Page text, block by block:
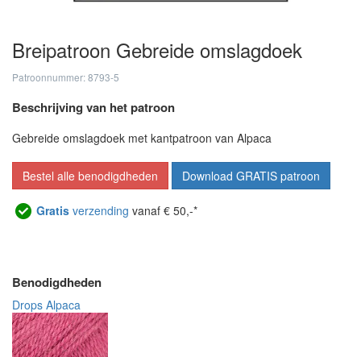
Breipatroon Gebreide omslagdoek
Patroonnummer: 8793-5
Beschrijving van het patroon
Gebreide omslagdoek met kantpatroon van Alpaca
Bestel alle benodigdheden Download GRATIS patroon
Gratis verzending vanaf € 50,-*
Benodigdheden
Drops Alpaca